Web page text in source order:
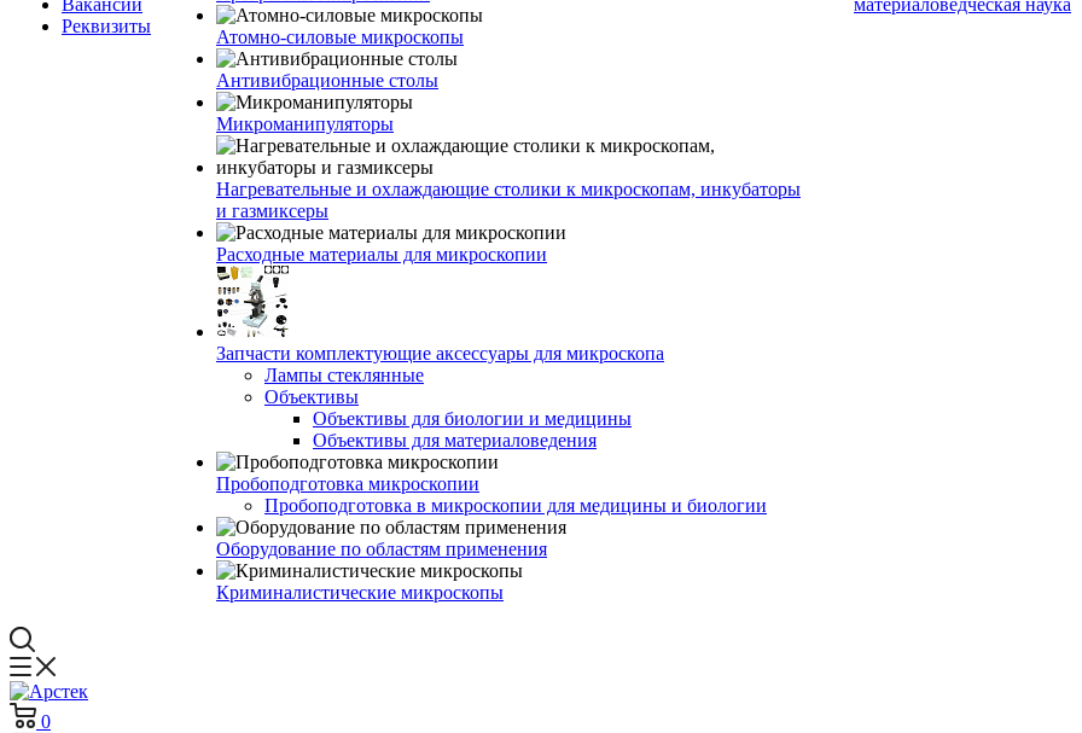
Вакансии
Реквизиты
Атомно-силовые микроскопы
Антивибрационные столы
Микроманипуляторы
Нагревательные и охлаждающие столики к микроскопам, инкубаторы
и газмиксеры
Расходные материалы для микроскопии
Запчасти комплектующие аксессуары для микроскопа
Лампы стеклянные
Объективы
Объективы для биологии и медицины
Объективы для материаловедения
Пробоподготовка микроскопии
Пробоподготовка в микроскопии для медицины и биологии
Оборудование по областям применения
Криминалистические микроскопы
материаловедческая наука
0